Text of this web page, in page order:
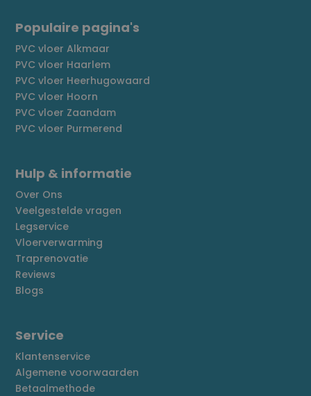
Populaire pagina's
PVC vloer Alkmaar
PVC vloer Haarlem
PVC vloer Heerhugowaard
PVC vloer Hoorn
PVC vloer Zaandam
PVC vloer Purmerend
Hulp & informatie
Over Ons
Veelgestelde vragen
Legservice
Vloerverwarming
Traprenovatie
Reviews
Blogs
Service
Klantenservice
Algemene voorwaarden
Betaalmethode